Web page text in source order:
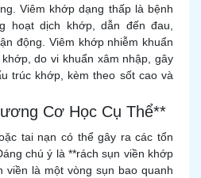
Viêm khớp dạng thấp là bệnh
hoạt dịch khớp, dẫn đến đau,
động. Viêm khớp nhiễm khuẩn
do vi khuẩn xâm nhập, gây
trúc khớp, kèm theo sốt cao và
Cơ Học Cụ Thể**
tai nạn có thể gây ra các tổn
chú ý là **rách sụn viền khớp
viền là một vòng sụn bao quanh